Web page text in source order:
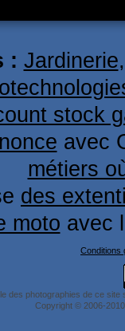
: Jardinerie
stock
avec
métiers
des
moto avec
Conditions
des photographies de ce
Copyright © 2006-